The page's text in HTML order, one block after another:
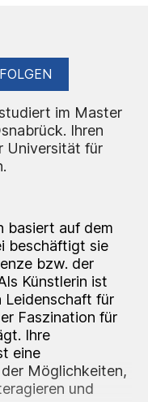
FOLGEN
im Master
Ihren
Universität für
basiert auf dem
beschäftigt sie
bzw. der
Künstlerin ist
Leidenschaft für
Faszination für
Ihre
eine
Möglichkeiten,
und